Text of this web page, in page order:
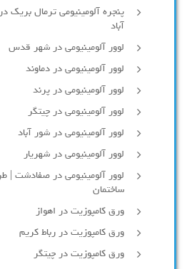
پنجره آلومینیومی ترمال
آباد
لوور آلومینیومی در شهر قدس
لوور آلومینیومی در دماوند
لوور آلومینیومی در پرند
لوور آلومینیومی در چیتگر
لوور آلومینیومی در شور آباد
لوور آلومينيومي در شهريار
لوور آلومینیومی در صفادشت |
ساختمان
ورق کامپوزیت در اهواز
ورق کامپوزیت در رباط کریم
ورق کامپوزیت در چیتگر